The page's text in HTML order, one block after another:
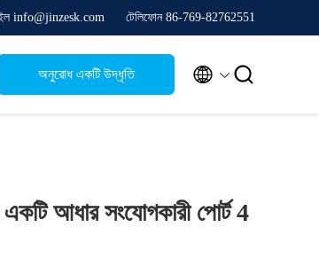
info@jinzesk.com টেলিফোন 86-769-82762551
অনুরোধ একটি উদ্ধৃতি  
আধার সংযোগকারী পোর্ট 4